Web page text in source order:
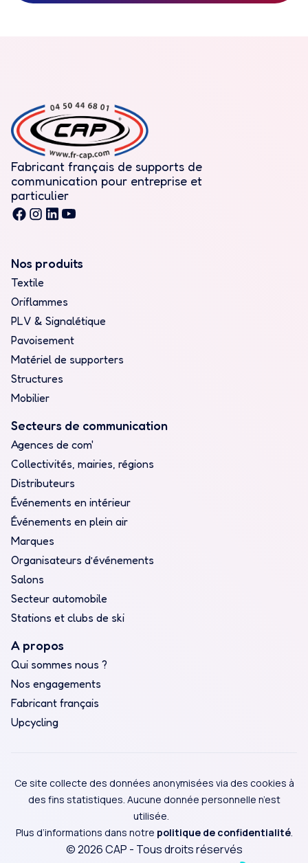
Fabricant français de supports de
communication pour entreprise et
particulier
Nos produits
Textile
Oriflammes
PLV & Signalétique
Pavoisement
Matériel de supporters
Structures
Mobilier
Secteurs de communication
Agences de com'
Collectivités, mairies, régions
Distributeurs
Événements en intérieur
Événements en plein air
Marques
Organisateurs d’événements
Salons
Secteur automobile
Stations et clubs de ski
A propos
Qui sommes nous ?
Nos engagements
Fabricant français
Upcycling
Ce site collecte des données anonymisées via des cookies à
des fins statistiques. Aucune donnée personnelle n’est
utilisée.
Plus d’informations dans notre politique de confidentialité.
© 2026 CAP - Tous droits réservés